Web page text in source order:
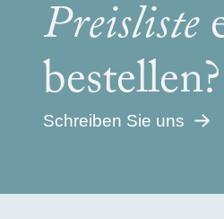
Preisliste
bestellen?
Schreiben Sie uns